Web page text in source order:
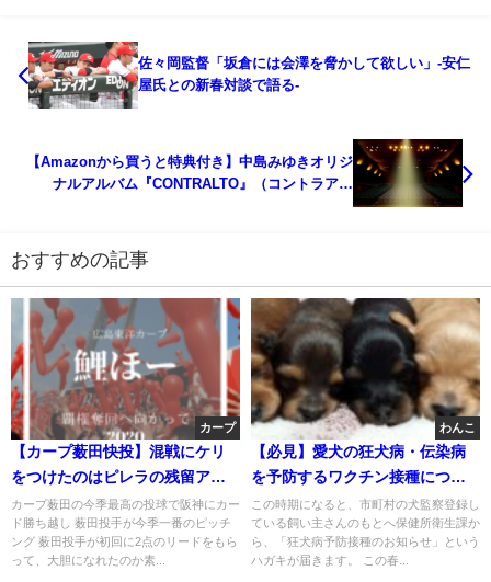
佐々岡監督「坂倉には会澤を脅かして欲しい」-安仁
屋氏との新春対談で語る-
【Amazonから買うと特典付き】中島みゆきオリジ
ナルアルバム『CONTRALTO』（コントラアル
おすすめの記事
カープ
【カープ薮田快投】混戦にケリ
をつけたのはピレラの残留アピ
ール弾
カープ薮田の今季最高の投球で阪神にカー
ド勝ち越し 薮田投手が今季一番のピッチ
ング 薮田投手が初回に2点のリードをもら
って、大胆になれたのか素...
わんこ
【必見】愛犬の狂犬病・伝染病
を予防するワクチン接種につい
て
この時期になると、市町村の犬監察登録し
ている飼い主さんのもとへ保健所衛生課か
ら、「狂犬病予防接種のお知らせ」という
ハガキが届きます。 この春...